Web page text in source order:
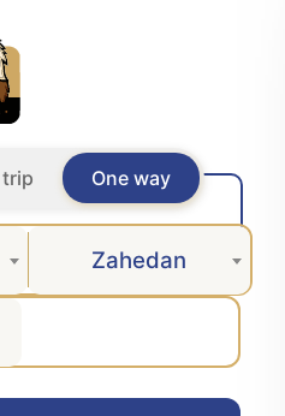
One way
Zahedan